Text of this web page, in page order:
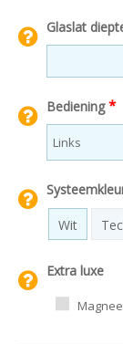
Glaslat
Bediening*
Wit
Extra luxe